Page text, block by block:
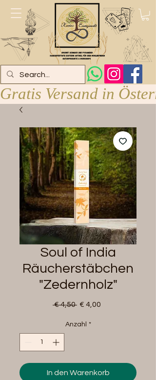
Gratis Versand in
Soul of India
Räucherstäbchen
"Zedernholz"
€ 4,50 Standardpreis
€ 4,00
Anzahl *
In den Warenkorb